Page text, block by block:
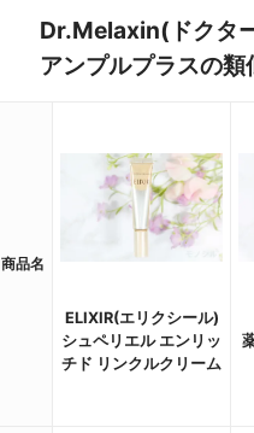
Dr.Melaxin(ドクタ
アンプルプラスの
商品名
ELIXIR(エリクシール)
シュペリエル エンリッ
チド リンクルクリーム